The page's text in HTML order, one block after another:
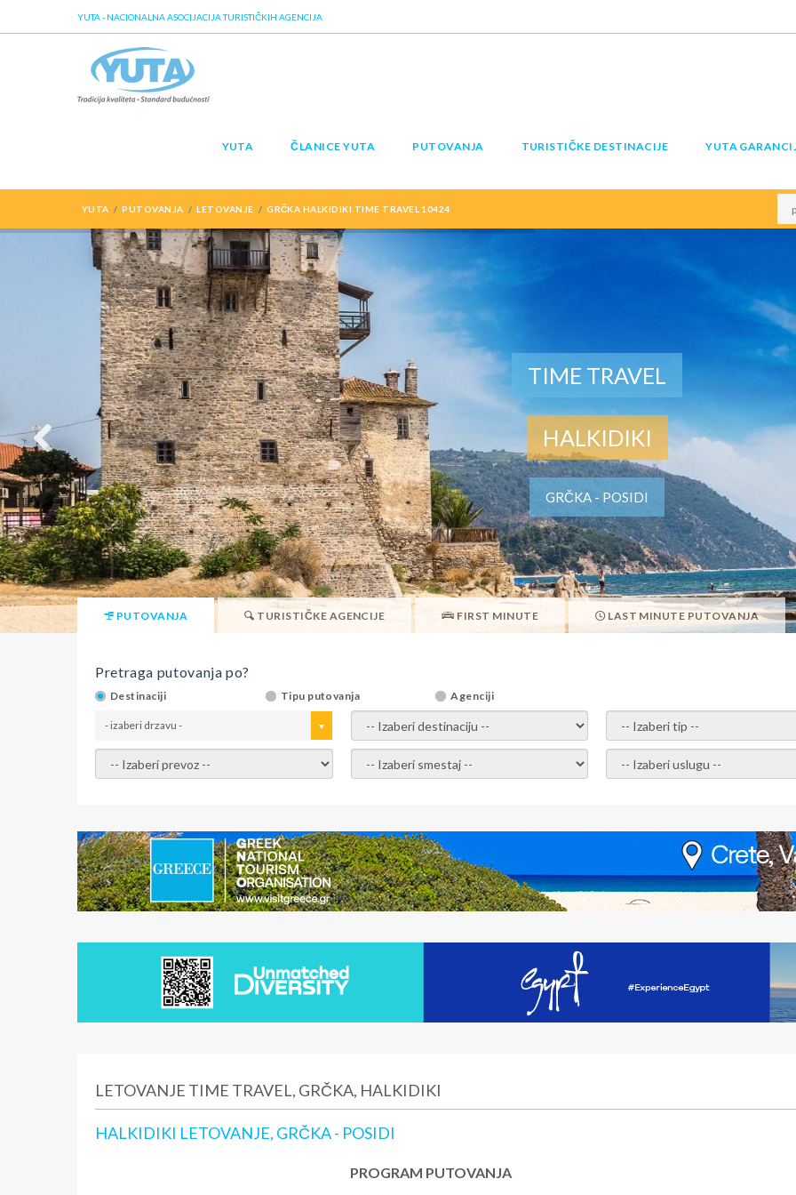
YUTA - NACIONALNA ASOCIJACIJA TURISTIČKIH AGENCIJA
YUTA ČLANICE YUTA PUTOVANJA TURISTIČKE DESTINACIJE YUTA
YUTA PUTOVANJA LETOVANJE GRČKA HALKIDIKI TIME TRAVEL 10424
TIME TRAVEL
HALKIDIKI
GRČKA - POSIDI
PUTOVANJA TURISTIČKE AGENCIJE FIRST MINUTE LAST MINUTE PUTOVANJA
Pretraga putovanja po?
Destinaciji Tipu putovanja Agenciji
- izaberi drzavu - - izaberi destinaciju - - izaberi tip -
- izaberi prevoz - - Izaberite smestaj - - Izaberite uslugu -
LETOVANJE TIME TRAVEL, GRČKA, HALKIDIKI
HALKIDIKI LETOVANJE, GRČKA - POSIDI
PROGRAM PUTOVANJA